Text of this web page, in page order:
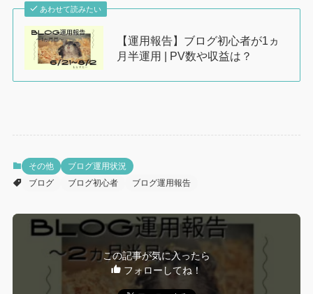
あわせて読みたい
【運用報告】ブログ初心者が1ヵ
月半運用 | PV数や収益は？
その他
ブログ運用状況
ブログ
ブログ初心者 ブログ運用報告
この記事が気に入ったら
フォローしてね！